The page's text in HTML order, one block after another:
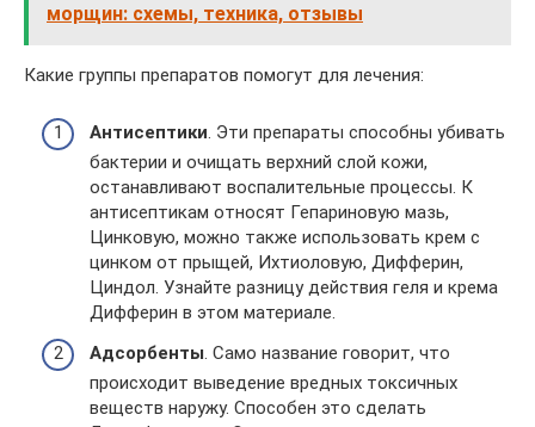
морщин: схемы, техника, отзывы
Какие группы препаратов помогут для лечения:
Антисептики. Эти препараты способны убивать
бактерии и очищать верхний слой кожи,
останавливают воспалительные процессы. К
антисептикам относят Гепариновую мазь,
Цинковую, можно также использовать крем с
цинком от прыщей, Ихтиоловую, Дифферин,
Циндол. Узнайте разницу действия геля и крема
Дифферин в этом материале.
Адсорбенты. Само название говорит, что
происходит выведение вредных токсичных
веществ наружу. Способен это сделать